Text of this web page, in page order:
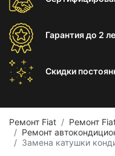
Гарантиядо 2
Скидки
Ремонт Fiat
Ремонт
Ремонт
Замена катушки